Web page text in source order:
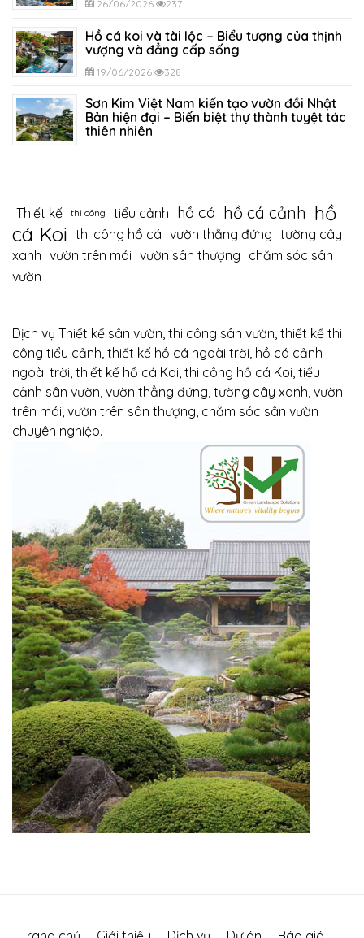
26/06/2026 237
Hồ cá koi và tài lộc – Biểu tượng của thịnh
vượng và đẳng cấp sống
19/06/2026 328
Sơn Kim Việt Nam kiến tạo vườn đồi Nhật
Bản hiện đại – Biến biệt thự thành tuyệt tác
thiên nhiên
Thiết kế thi công tiểu cảnh hồ cá hồ cá cảnh hồ
cá Koi thi công hồ cá vườn thẳng đứng tường cây
xanh vườn trên mái vườn sân thượng chăm sóc sân
vườn
Dịch vụ Thiết kế sân vườn, thi công sân vườn, thiết kế thi
công tiểu cảnh, thiết kế hồ cá ngoài trời, hồ cá cảnh
ngoài trời, thiết kế hồ cá Koi, thi công hồ cá Koi, tiểu
cảnh sân vườn, vườn thẳng đứng, tường cây xanh, vườn
trên mái, vườn trên sân thượng, chăm sóc sân vườn
chuyên nghiệp.